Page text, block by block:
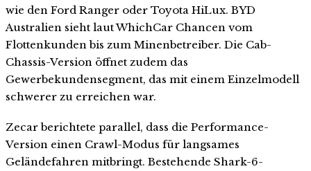
wie den Ford Ranger oder Toyota HiLux. BYD
Australien sieht laut WhichCar Chancen vom
Flottenkunden bis zum Minenbetreiber. Die Cab-
Chassis-Version öffnet zudem das
Gewerbekundensegment, das mit einem Einzelmodell
schwerer zu erreichen war.
Zecar berichtete parallel, dass die Performance-
Version einen Crawl-Modus für langsames
Geländefahren mitbringt. Bestehende Shark-6-